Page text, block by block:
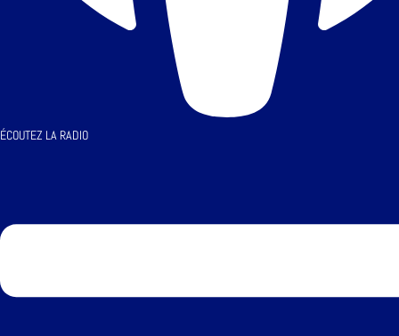
ÉCOUTEZ LA RADIO